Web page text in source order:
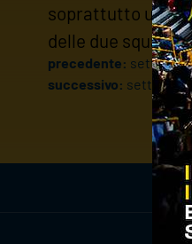
soprattutto un
delle due
precedente: settore
successivo: settore